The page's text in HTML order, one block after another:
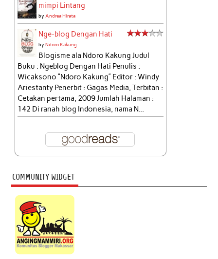
mimpi Lintang
byAndrea Hirata
Nge-blog Dengan Hati
byNdoro Kakung
Blogisme ala Ndoro Kakung Judul
Buku : Ngeblog Dengan Hati Penulis :
Wicaksono “Ndoro Kakung” Editor : Windy
Ariestanty Penerbit : Gagas Media, Terbitan :
Cetakan pertama, 2009 Jumlah Halaman :
142 Di ranah blog Indonesia, nama N...
COMMUNITY WIDGET